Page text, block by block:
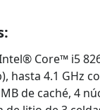
Core™ i5
hasta 4.1 GHz
de caché, 4